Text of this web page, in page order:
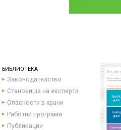
БИБЛИОТЕКА
Законодателство
Становища на експерти
Опасности в храни
Работни програми
Публикации